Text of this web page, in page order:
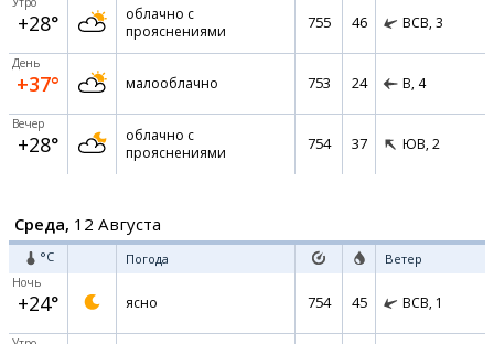
+28°
облачно с
прояснениями
755 46 ВСВ, 3
День
+37° малооблачно 753 24 В, 4
Вечер
+28°
облачно с
прояснениями
754 37 ЮВ, 2
Среда, 12 Августа
°C Погода Ветер
Ночь
+24° ясно 754 45 ВСВ, 1